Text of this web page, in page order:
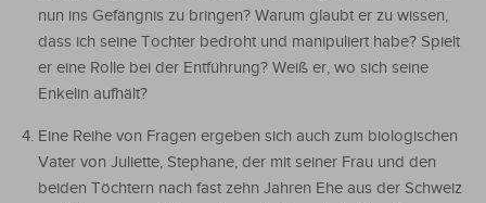
nun ins Gefängnis zu bringen? Warum glaubt er zu wissen,
dass ich seine Tochter bedroht und manipuliert habe? Spielt
er eine Rolle bei der Entführung? Weiß er, wo sich seine
Enkelin aufhält?
Eine Reihe von Fragen ergeben sich auch zum biologischen
Vater von Juliette, Stephane, der mit seiner Frau und den
beiden Töchtern nach fast zehn Jahren Ehe aus der Schweiz